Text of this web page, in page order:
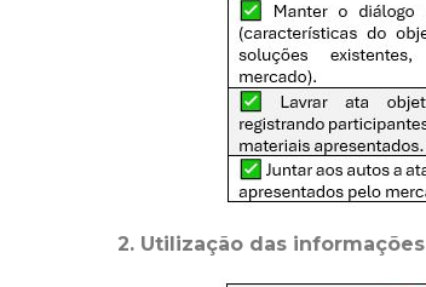
2. Utilização das informações